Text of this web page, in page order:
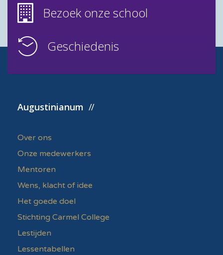
Bezoek onze school
Geschiedenis
Augustinianum
Over ons
Onze medewerkers
Mentoren
Wens, klacht of idee
Het goede doel
Stichting Carmel College
Lestijden
Lessentabellen